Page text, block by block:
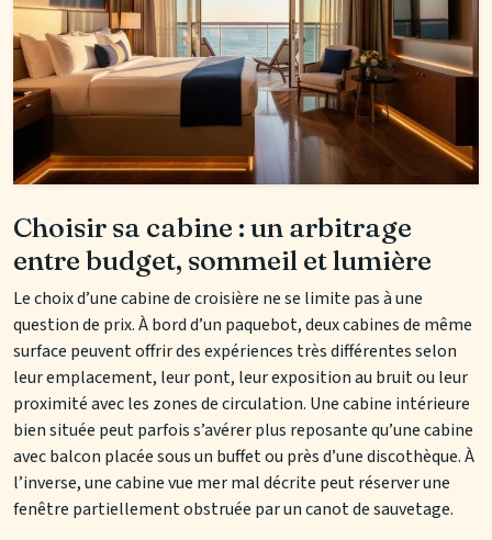
Choisir sa cabine : un arbitrage
entre budget, sommeil et lumière
Le choix d’une cabine de croisière ne se limite pas à une
question de prix. À bord d’un paquebot, deux cabines de même
surface peuvent offrir des expériences très différentes selon
leur emplacement, leur pont, leur exposition au bruit ou leur
proximité avec les zones de circulation. Une cabine intérieure
bien située peut parfois s’avérer plus reposante qu’une cabine
avec balcon placée sous un buffet ou près d’une discothèque. À
l’inverse, une cabine vue mer mal décrite peut réserver une
fenêtre partiellement obstruée par un canot de sauvetage.